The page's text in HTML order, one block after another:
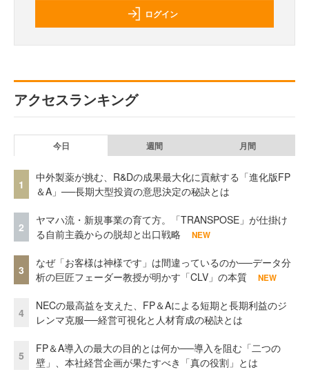
ログイン
アクセスランキング
今日 週間 月間
1
中外製薬が挑む、R&Dの成果最大化に貢献する「進化版FP
＆A」──長期大型投資の意思決定の秘訣とは
2
ヤマハ流・新規事業の育て方。「TRANSPOSE」が仕掛け
る自前主義からの脱却と出口戦略
NEW
3
なぜ「お客様は神様です」は間違っているのか──データ分
析の巨匠フェーダー教授が明かす「CLV」の本質
NEW
4
NECの最高益を支えた、FP＆Aによる短期と長期利益のジ
レンマ克服──経営可視化と人材育成の秘訣とは
5
FP＆A導入の最大の目的とは何か──導入を阻む「二つの
壁」、本社経営企画が果たすべき「真の役割」とは